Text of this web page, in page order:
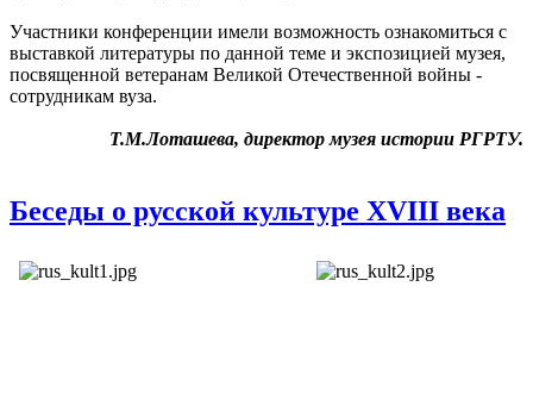
Участники конференции имели возможность ознакомиться с
выставкой литературы по данной теме и экспозицией музея,
посвященной ветеранам Великой Отечественной войны -
сотрудникам вуза.
Т.М.Лоташева, директор музея истории РГРТУ.
Беседы о русской культуре XVIII века